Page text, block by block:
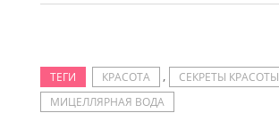
ТЕГИ КРАСОТА , СЕКРЕТЫ КРАСОТЫ
МИЦЕЛЛЯРНАЯ ВОДА